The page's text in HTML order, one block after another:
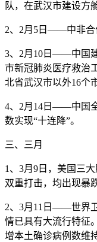
队，在武汉市建设方
2、2月5日——中非合
3、2月10日——中国
市新冠肺炎医疗救治
北省武汉市以外16个
4、2月14日——中国
数实现“十连降”。
三、三月
1、3月9日，美国三
双重打击，均出现暴
2、3月11日——世界
情已具有大流行特征
增本土确诊病例数维